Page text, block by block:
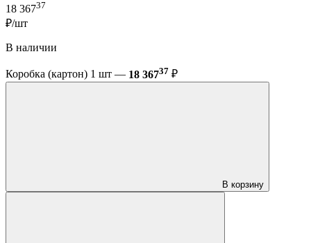
18 36737
₽/шт
В наличии
Коробка (картон) 1 шт — 18 36737 ₽
В корзину